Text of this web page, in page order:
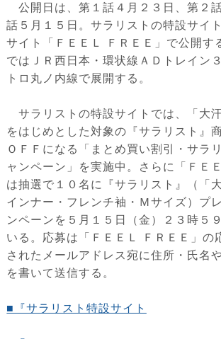
公開日は、第１話４月２３日、第２
話５月１５日。サラリストの特設サイ
サイト「ＦＥＥＬ ＦＲＥＥ」で公開す
ではＪＲ西日本・環状線ＡＤトレイン
トロ丸ノ内線で展開する。
サラリストの特設サイトでは、「大
をはじめとした対象の『サラリスト』
ＯＦＦになる「まとめ買い割引・サラ
ャンペーン」を実施中。さらに「ＦＥ
は抽選で１０名に『サラリスト』（「
インナー・フレンチ袖・Ｍサイズ）プ
ンペーンを５月１５日（金）２３時５
いる。応募は「ＦＥＥＬ ＦＲＥＥ」の
されたメールアドレス宛に住所・氏名
を書いて送信する。
■『サラリスト特設サイト